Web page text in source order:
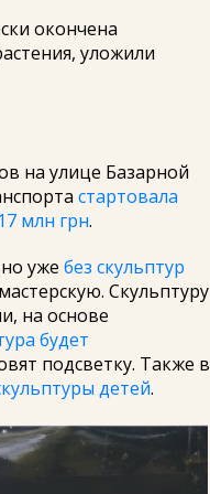
окончена
уложили
на улице Базарной
стартовала
млн грн.
уже без скульптур
Скульптуру
на основе
будет
подсветку. Также в
детей.